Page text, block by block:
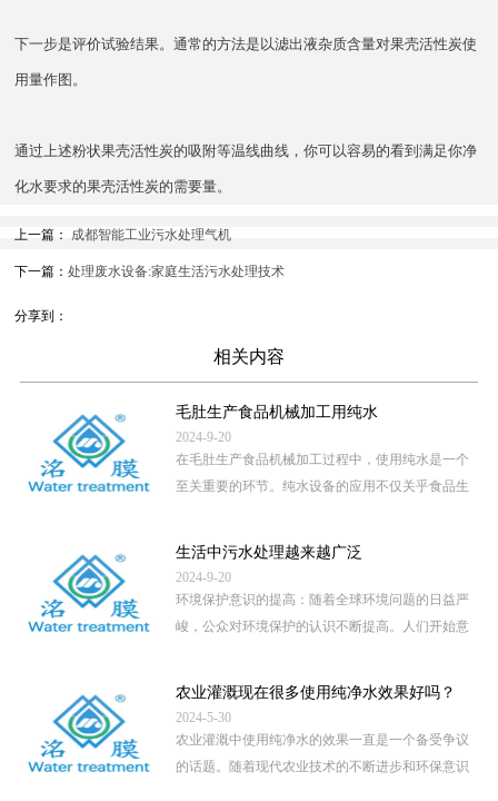
下一步是评价试验结果。通常的方法是以滤出液杂质含量对果壳活性炭使
用量作图。
通过上述粉状果壳活性炭的吸附等温线曲线，你可以容易的看到满足你净
化水要求的果壳活性炭的需要量。
上一篇： 成都智能工业污水处理气机
下一篇：处理废水设备:家庭生活污水处理技术
分享到：
相关内容
毛肚生产食品机械加工用纯水
2024-9-20
在毛肚生产食品机械加工过程中，使用纯水是一个
至关重要的环节。纯水设备的应用不仅关乎食品生
生活中污水处理越来越广泛
2024-9-20
环境保护意识的提高：随着全球环境问题的日益严
峻，公众对环境保护的认识不断提高。人们开始意
农业灌溉现在很多使用纯净水效果好吗？
2024-5-30
农业灌溉中使用纯净水的效果一直是一个备受争议
的话题。随着现代农业技术的不断进步和环保意识